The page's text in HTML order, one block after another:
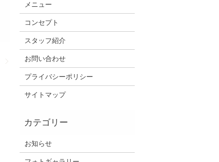
メニュー
コンセプト
スタッフ紹介
お問い合わせ
プライバシーポリシー
サイトマップ
お知らせ